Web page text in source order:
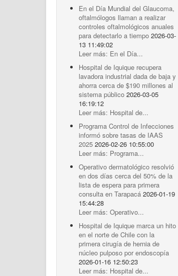
En el Día Mundial del Glaucoma,
oftalmólogos llaman a realizar
controles oftalmológicos anuales
para detectarlo a tiempo 2026-03-
13 11:49:02
Leer más: En el Día...
Hospital de Iquique recupera
lavadora industrial dada de baja y
ahorra cerca de $190 millones al
sistema público 2026-03-05
16:19:12
Leer más: Hospital de...
Programa Control de Infecciones
informó sobre tasas de IAAS
2025 2026-02-26 10:55:00
Leer más: Programa...
Operativo dermatológico resolvió
en dos días cerca del 50% de la
lista de espera para primera
consulta en Tarapacá 2026-01-19
15:44:28
Leer más: Operativo...
Hospital de Iquique marca un hito
en el norte de Chile con la
primera cirugía de hernia de
núcleo pulposo por endoscopía
2026-01-16 12:50:23
Leer más: Hospital de...